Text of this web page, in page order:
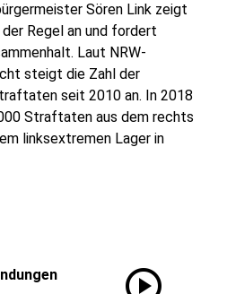
Sören Link zeigt
Regel an und fordert
Laut NRW-
steigt die Zahl der
seit 2010 an. In 2018
Straftaten aus dem rechts
linksextremen Lager in